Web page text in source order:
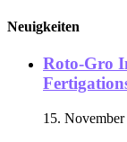
Neuigkeiten
Roto-Gro
15.